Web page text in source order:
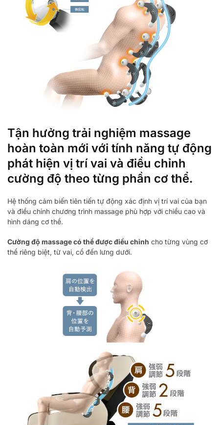
Tận hưởng trải nghiệm massage
hoàn toàn mới với tính năng tự động
phát hiện vị trí vai và điều chỉnh
cường độ theo từng phần cơ thể.
Hệ thống cảm biến tiên tiến tự động xác định vị trí vai của bạn
và điều chỉnh chương trình massage phù hợp với chiều cao và
hình dáng cơ thể.
Cường độ massage có thể được điều chỉnh cho từng vùng cơ
thể riêng biệt, từ vai, cổ đến lưng dưới.